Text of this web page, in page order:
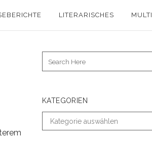
LITERARISCHES
KATEGORIEN